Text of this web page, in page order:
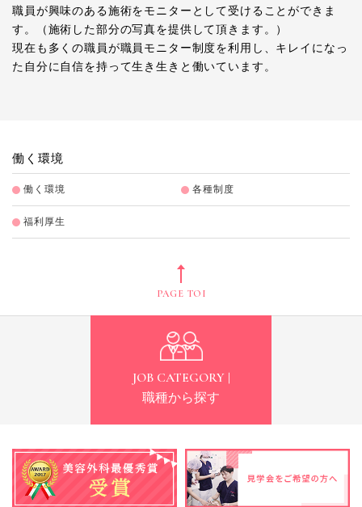
職員が興味のある施術をモニターとして受けることができま
す。（施術した部分の写真を提供して頂きます。）
現在も多くの職員が職員モニター制度を利用し、キレイになっ
た自分に自信を持って生き生きと働いています。
働く環境
働く環境 各種制度
福利厚生
JOB CATEGORY |
職種から探す
PAGE TOP